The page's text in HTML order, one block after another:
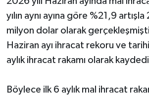
yılın aynı ayına göre %21,9
milyon dolar olarak
Haziran ayı ihracat rekoru ve
aylık ihracat rakamı olarak
Böylece ilk 6 aylık mal ihracat